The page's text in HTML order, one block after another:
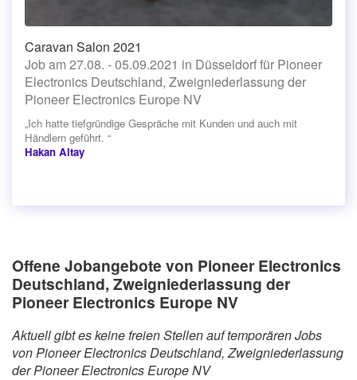
Caravan Salon 2021
Job am 27.08. - 05.09.2021 in Düsseldorf für Pioneer
Electronics Deutschland, Zweigniederlassung der
Pioneer Electronics Europe NV
„Ich hatte tiefgründige Gespräche mit Kunden und auch mit
Händlern geführt. “
Hakan Altay
Offene Jobangebote von Pioneer Electronics
Deutschland, Zweigniederlassung der
Pioneer Electronics Europe NV
Aktuell gibt es keine freien Stellen auf temporären Jobs
von Pioneer Electronics Deutschland, Zweigniederlassung
der Pioneer Electronics Europe NV